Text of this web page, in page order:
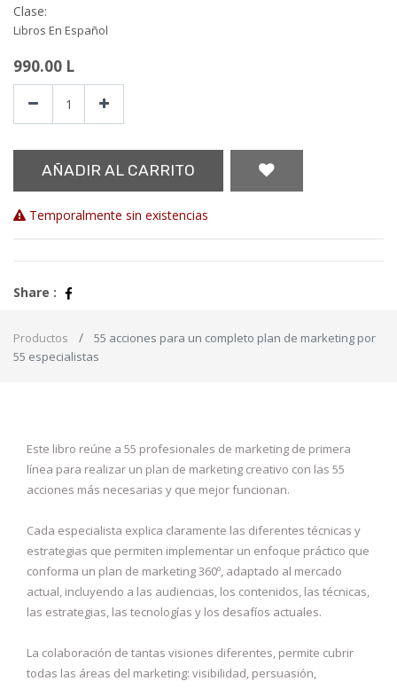
Clase:
Libros En Español
990.00 L
AÑADIR AL CARRITO
Temporalmente sin existencias
Share :
Productos
55 acciones para un completo plan de marketing por
55 especialistas
Este libro reúne a 55 profesionales de marketing de primera
línea para realizar un plan de marketing creativo con las 55
acciones más necesarias y que mejor funcionan.
Cada especialista explica claramente las diferentes técnicas y
estrategias que permiten implementar un enfoque práctico que
conforma un plan de marketing 360º, adaptado al mercado
actual, incluyendo a las audiencias, los contenidos, las técnicas,
las estrategias, las tecnologías y los desafíos actuales.
La colaboración de tantas visiones diferentes, permite cubrir
todas las áreas del marketing: visibilidad, persuasión,